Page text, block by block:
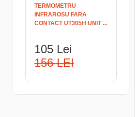
TERMOMETRU
INFRAROSU FARA
CONTACT UT305H UNIT ...
105 Lei
156 LEI